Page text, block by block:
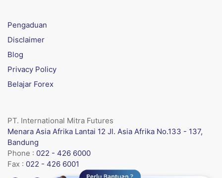
Pengaduan
Disclaimer
Blog
Privacy Policy
Belajar Forex
PT. International Mitra Futures
Menara Asia Afrika Lantai 12 Jl. Asia Afrika No.133 - 137,
Bandung
Phone : 022 - 426 6000
Fax : 022 - 426 6001